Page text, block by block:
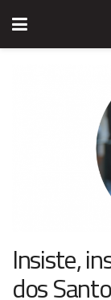
Insiste,
dos